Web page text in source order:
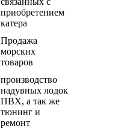
приобретением
катера
Продажа
морских
товаров
производство
надувных лодок
ПВХ, а так же
тюнинг и
ремонт